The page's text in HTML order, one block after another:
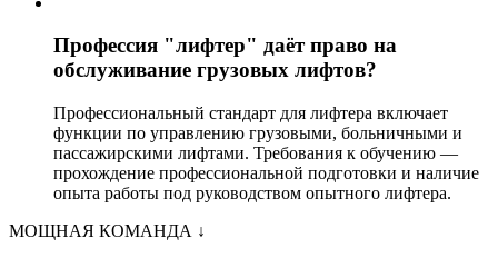
Профессия "лифтер" даёт право на
обслуживание грузовых лифтов?
Профессиональный стандарт для лифтера включает
функции по управлению грузовыми, больничными и
пассажирскими лифтами. Требования к обучению —
прохождение профессиональной подготовки и наличие
опыта работы под руководством опытного лифтера.
МОЩНАЯ КОМАНДА ↓